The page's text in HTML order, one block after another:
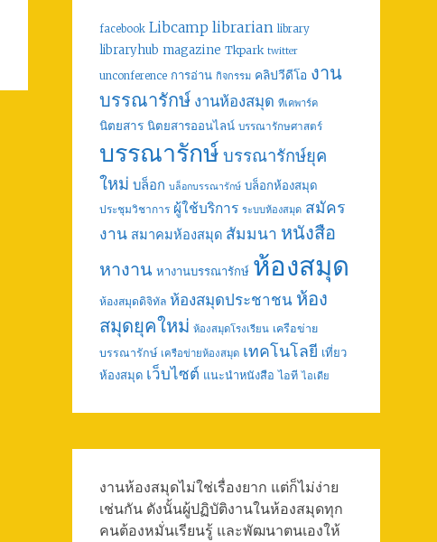
facebook Libcamp librarian library
libraryhub magazine Tkpark twitter
unconference การอ่าน กิจกรรม คลิปวีดีโอ งาน
บรรณารักษ์ งานห้องสมุด ทีเคพาร์ค
นิตยสาร นิตยสารออนไลน์ บรรณารักษศาสตร์
บรรณารักษ์ บรรณารักษ์ยุค
ใหม่ บล็อก บล็อกบรรณารักษ์ บล็อกห้องสมุด
ประชุมวิชาการ ผู้ใช้บริการ ระบบห้องสมุด สมัคร
งาน สมาคมห้องสมุด สัมมนา หนังสือ
หางาน หางานบรรณารักษ์ ห้องสมุด
ห้องสมุดดิจิทัล ห้องสมุดประชาชน ห้อง
สมุดยุคใหม่ ห้องสมุดโรงเรียน เครือข่าย
บรรณารักษ์ เครือข่ายห้องสมุด เทคโนโลยี เที่ยว
ห้องสมุด เว็บไซต์ แนะนำหนังสือ ไอที ไอเดีย
งานห้องสมุดไม่ใช่เรื่องยาก แต่ก็ไม่ง่าย
เช่นกัน ดังนั้นผู้ปฏิบัติงานในห้องสมุดทุก
คนต้องหมั่นเรียนรู้ และพัฒนาตนเองให้